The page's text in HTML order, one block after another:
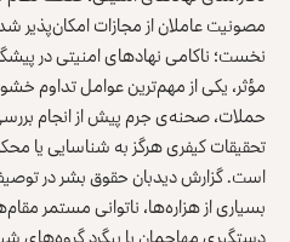
مصونیت عاملان از مجازات امکان‌پذیر
نخست؛ ناکامی نهادهای امنیتی در
مؤثر، یکی از مهم‌ترین عوامل تداوم
حملات، صحنه‌ی جرم پیش از انجام
تحقیقات کیفری هرگز به شناسایی یا
است.گزارش دیدبان حقوقبشر در
بسیاری از هزاره‌ها، ناتوانی مستمر